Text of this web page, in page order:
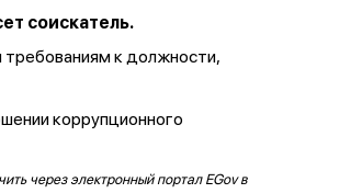
соискатель.
к должности,
коррупционного
через электронный портал EGov в